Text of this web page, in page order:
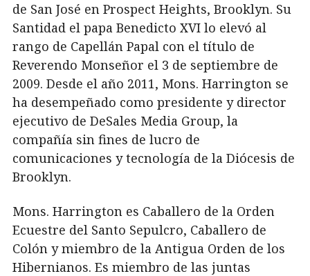
de San José en Prospect Heights, Brooklyn. Su
Santidad el papa Benedicto XVI lo elevó al
rango de Capellán Papal con el título de
Reverendo Monseñor el 3 de septiembre de
2009. Desde el año 2011, Mons. Harrington se
ha desempeñado como presidente y director
ejecutivo de DeSales Media Group, la
compañía sin fines de lucro de
comunicaciones y tecnología de la Diócesis de
Brooklyn.
Mons. Harrington es Caballero de la Orden
Ecuestre del Santo Sepulcro, Caballero de
Colón y miembro de la Antigua Orden de los
Hibernianos. Es miembro de las juntas